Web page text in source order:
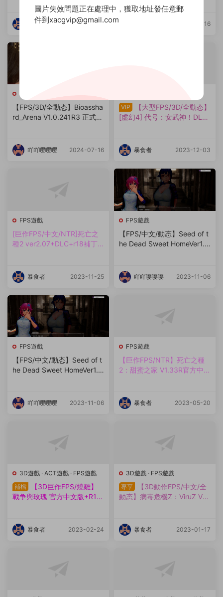
盤/直鏈】
暴食者 2024-08-28 2024-07-16
FPS遊戲
【FPS/3D/全動态】Bioassha
rd_Arena V1.0.241R3 正式贊
吖吖嘤嘤嘤 2024-07-16
VIP
【大型FPS/3D/全動态】
[虛幻4] 代号：女武神！DL完
暴食者 2023-12-03
FPS遊戲
[巨作FPS/中文/NTR]死亡之
種2 ver2.07+DLC+r18補丁
暴食者 2023-11-25
FPS遊戲
【FPS/中文/動态】Seed of t
he Dead Sweet HomeVer1.8
吖吖嘤嘤嘤 2023-11-06
FPS遊戲
【FPS/中文/動态】Seed of t
he Dead Sweet HomeVer1.8
吖吖嘤嘤嘤 2023-11-06
FPS遊戲
【巨作FPS/NTR】死亡之種
2：甜蜜之家 V1.33R官方中文
暴食者 2023-05-20
3D遊戲 · ACT遊戲 · FPS遊戲
補檔
【3D巨作FPS/燒雞】
戰争與玫瑰 官方中文版+R18
暴食者 2023-02-24
3D遊戲 · FPS遊戲
專享
【3D動作FPS/中文/全
動态】病毒危機Z：ViruZ Ver
暴食者 2023-01-17
圖片失效問題正在處理中，獲取地址發任意郵
件到xacgvip@gmail.com